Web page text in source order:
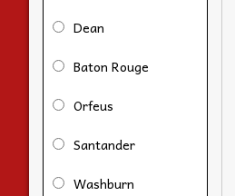
Dean
Baton Rouge
Orfeus
Santander
Washburn